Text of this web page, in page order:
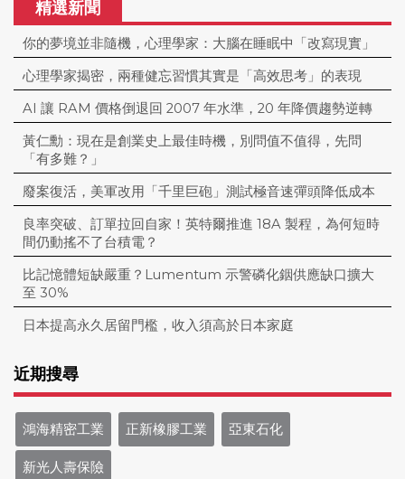
精選新聞
你的夢境並非隨機，心理學家：大腦在睡眠中「改寫現實」
心理學家揭密，兩種健忘習慣其實是「高效思考」的表現
AI 讓 RAM 價格倒退回 2007 年水準，20 年降價趨勢逆轉
黃仁勳：現在是創業史上最佳時機，別問值不值得，先問
「有多難？」
廢案復活，美軍改用「千里巨砲」測試極音速彈頭降低成本
良率突破、訂單拉回自家！英特爾推進 18A 製程，為何短時
間仍動搖不了台積電？
比記憶體短缺嚴重？Lumentum 示警磷化銦供應缺口擴大
至 30%
日本提高永久居留門檻，收入須高於日本家庭
近期搜尋
鴻海精密工業 正新橡膠工業 亞東石化
新光人壽保險